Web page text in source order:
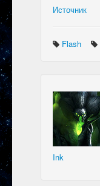
Источник
Flash
Ink